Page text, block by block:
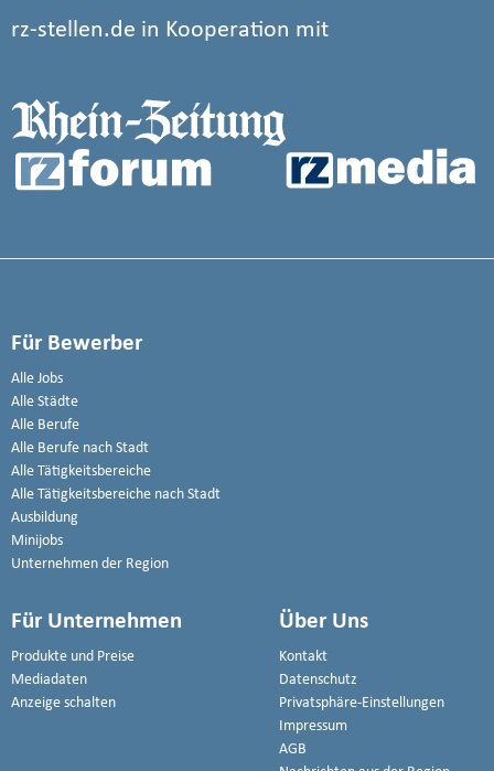
rz-stellen.de in Kooperation mit
Für Bewerber
Alle Jobs
Alle Städte
Alle Berufe
Alle Berufe nach Stadt
Alle Tätigkeitsbereiche
Alle Tätigkeitsbereiche nach Stadt
Ausbildung
Minijobs
Unternehmen der Region
Für Unternehmen
Produkte und Preise
Mediadaten
Anzeige schalten
Über Uns
Kontakt
Datenschutz
Privatsphäre-Einstellungen
Impressum
AGB